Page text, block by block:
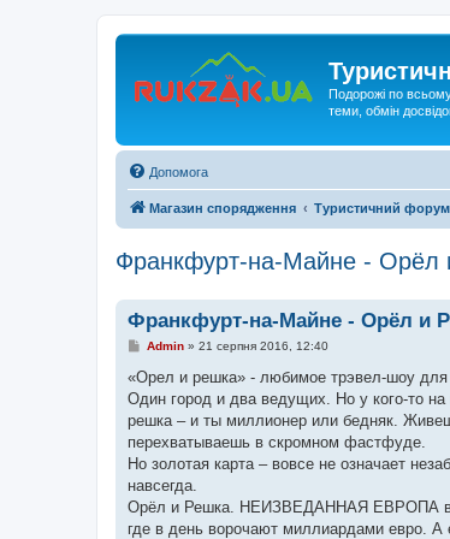
Подорожі по
теми, обмін
Допомога
Магазин спорядження Туристичний
Франкфурт-на-Майне -
Франкфурт-на-Майне - Орёл и
П
в
д
о
л
е
н
я
Admin» 21 серпня 2016, 12:40
«Орел и решка» - любимое трэвел-шоу для
Один город и два ведущих. Но у кого-то на
решка – и ты миллионер или бедняк.
перехватываешь в скромном фастфуде.
Но золотая карта – вовсе не означает
навсегда.
Орёл и Решка. НЕИЗВЕДАННАЯ ЕВРОПА во
где в день ворочают миллиардами евро.